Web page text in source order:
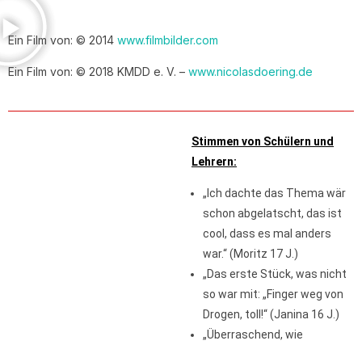
Ein Film von: © 2014 www.filmbilder.com
Ein Film von: © 2018 KMDD e. V. – www.nicolasdoering.de
Stimmen von Schülern und
Lehrern:
„Ich dachte das Thema wär
schon abgelatscht, das ist
cool, dass es mal anders
war.“ (Moritz 17 J.)
„Das erste Stück, was nicht
so war mit: „Finger weg von
Drogen, toll!“ (Janina 16 J.)
„Überraschend, wie